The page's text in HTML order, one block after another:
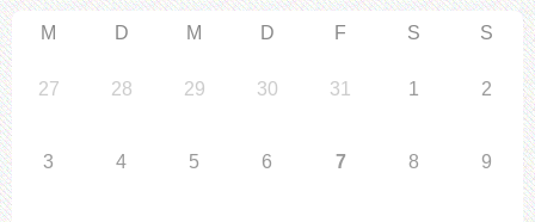
M D M D F S S
27 28 29 30 31 1 2
3 4 5 6 7 8 9